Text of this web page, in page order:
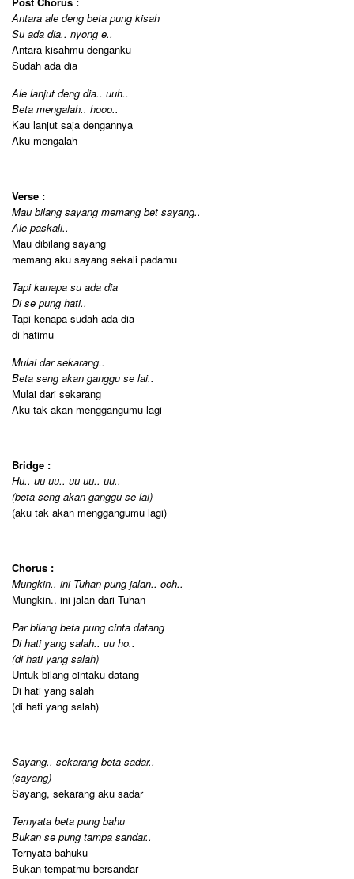
Antara ale deng beta pung kisah
Su ada dia.. nyong e..
Antara kisahmu denganku
Sudah ada dia
Ale lanjut deng dia.. uuh..
Beta mengalah.. hooo..
Kau lanjut saja dengannya
Aku mengalah
Verse :
Mau bilang sayang memang bet sayang..
Ale paskali..
Mau dibilang sayang
memang aku sayang sekali padamu
Tapi kanapa su ada dia
Di se pung hati..
Tapi kenapa sudah ada dia
di hatimu
Mulai dar sekarang..
Beta seng akan ganggu se lai..
Mulai dari sekarang
Aku tak akan menggangumu lagi
Bridge :
Hu.. uu uu.. uu uu.. uu..
(beta seng akan ganggu se lai)
(aku tak akan menggangumu lagi)
Chorus :
Mungkin.. ini Tuhan pung jalan.. ooh..
Mungkin.. ini jalan dari Tuhan
Par bilang beta pung cinta datang
Di hati yang salah.. uu ho..
(di hati yang salah)
Untuk bilang cintaku datang
Di hati yang salah
(di hati yang salah)
Sayang.. sekarang beta sadar..
(sayang)
Sayang, sekarang aku sadar
Ternyata beta pung bahu
Bukan se pung tampa sandar..
Ternyata bahuku
Bukan tempatmu bersandar